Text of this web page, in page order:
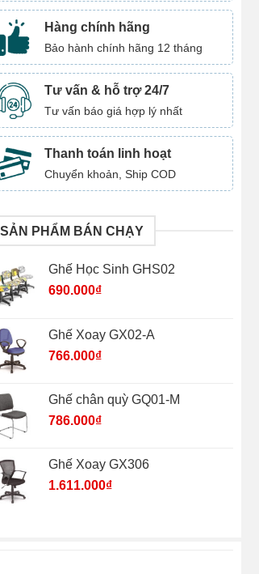
Hàng chính hãng
Bảo hành chính hãng 12 tháng
Tư vấn & hỗ trợ 24/7
Tư vấn báo giá hợp lý nhất
Thanh toán linh hoạt
Chuyển khoản, Ship COD
SẢN PHẨM BÁN CHẠY
Ghế Học Sinh GHS02
690.000₫
Ghế Xoay GX02-A
766.000₫
Ghế chân quỳ GQ01-M
786.000₫
Ghế Xoay GX306
1.611.000₫